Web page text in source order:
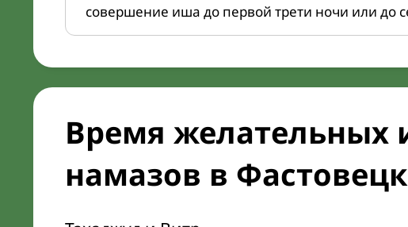
совершение иша до первой трети ночи или до
Время желательных
намазов в